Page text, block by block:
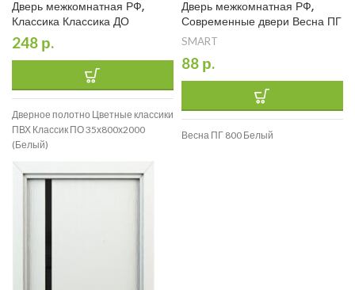
Дверь межкомнатная РФ,
Классика Классика ДО
248 р.
Дверное полотно Цветные классики
ПВХ Классик ПО 35х800х2000
(Белый)
Дверь межкомнатная РФ,
Современные двери Весна ПГ
SMART
88 р.
Весна ПГ 800 Белый